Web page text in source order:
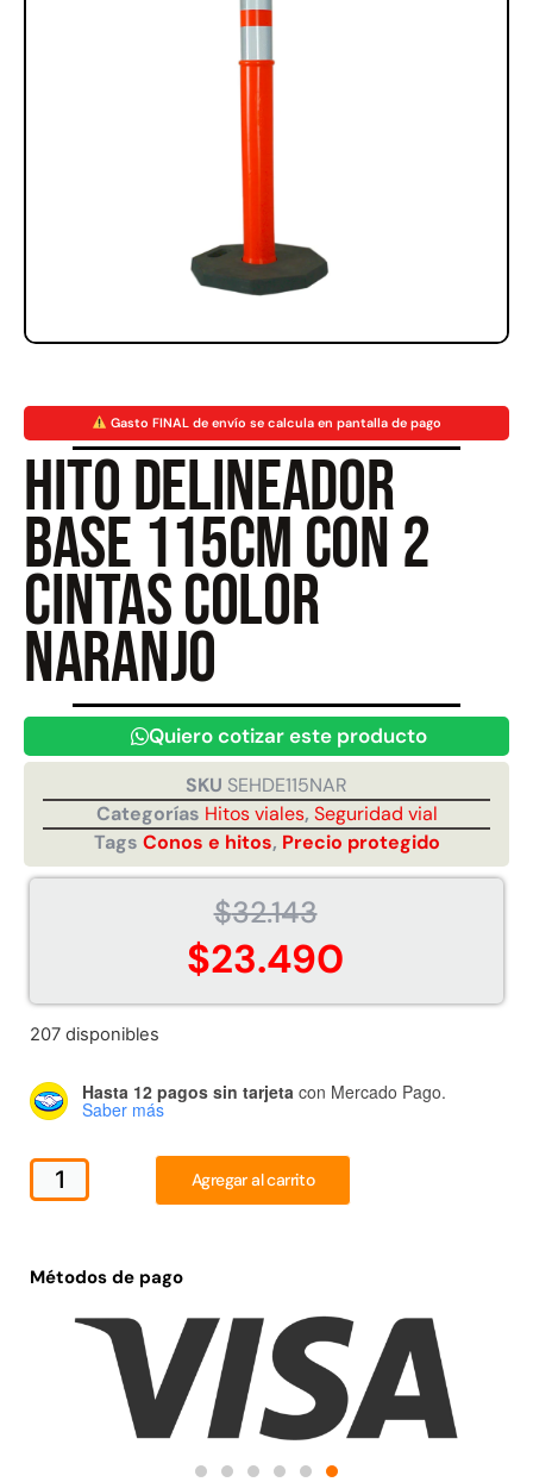
Gasto FINAL de envío se calcula en pantalla de pago
Hito delineador
base 115cm con 2
cintas color
naranjo
Quiero cotizar este producto
SKU SEHDE115NAR
Categorías Hitos viales, Seguridad vial
Tags Conos e hitos, Precio protegido
$32.143
$23.490
207 disponibles
Hasta 12 pagos sin tarjeta con Mercado Pago.
Saber más
Agregar al carrito
Métodos de pago
Agregar al carrito
Juego Modular 40
QplayGround
$4.859.984
Leer más
Agregar al carrito
Juego Modular 02
QplayGround
Juego Modular 01
37%